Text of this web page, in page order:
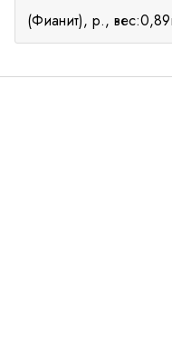
(Фианит), р.,